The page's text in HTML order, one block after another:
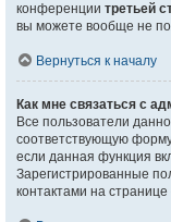
конференции третьей
вы можете вообще не
Вернуться к началу
Как мне связаться с
Все пользователи
соответствующую
если данная функция
Зарегистрированные
контактами на